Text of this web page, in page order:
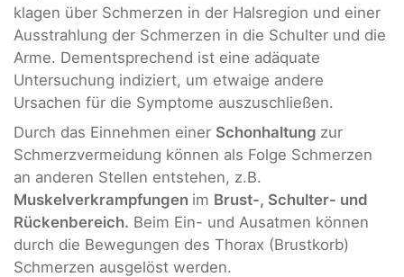
klagen über Schmerzen in der Halsregion und einer
Ausstrahlung der Schmerzen in die Schulter und die
Arme. Dementsprechend ist eine adäquate
Untersuchung indiziert, um etwaige andere
Ursachen für die Symptome auszuschließen.
Durch das Einnehmen einer Schonhaltung zur
Schmerzvermeidung können als Folge Schmerzen
an anderen Stellen entstehen, z.B.
Muskelverkrampfungen im Brust-, Schulter- und
Rückenbereich. Beim Ein- und Ausatmen können
durch die Bewegungen des Thorax (Brustkorb)
Schmerzen ausgelöst werden.